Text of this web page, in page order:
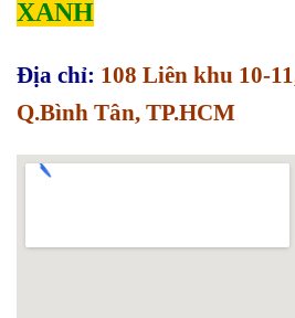
XANH
Địa chỉ: 108 Liên khu 10-
Q.Bình Tân, TP.HCM